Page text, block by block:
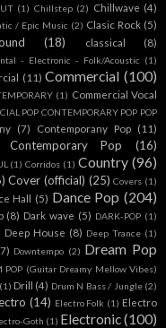
(1) Chillstep (2) Chillwave (4)
/ Epic Music (2) Clasic Rock (5)
(18) classical (8)
- Electronic - Folk/Acoustic (1)
(11) Commercial (100)
(1) Commercial Vocal
POP CONTEMPORARY POP POP
(7) Contemporany Pop (11)
Contemporary Pop
(16)
(1) Corridos (1) Country (96)
Cover (official) (25) Covers (1)
Hall (5) Dance Pop (204)
(8) Dark wave (5) DARK-POP (1)
Deep House (8) Deep Trance (1)
Downtempo (2) Dream Pop
POP (Guitar Dreamy Mellow Vibes)
(1) Drill (4) Drum N Bass / Jungle (2)
(14) Electro Folk (1) Electro
Goth (1) Electronic(100)